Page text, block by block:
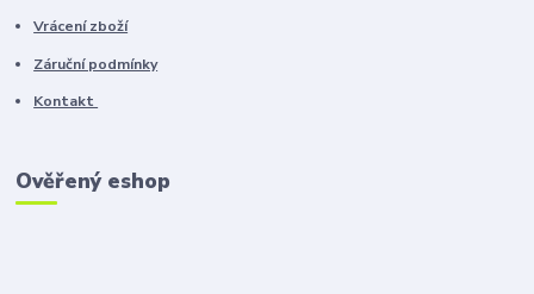
Vrácení zboží
Záruční podmínky
Kontakt
Ověřený eshop